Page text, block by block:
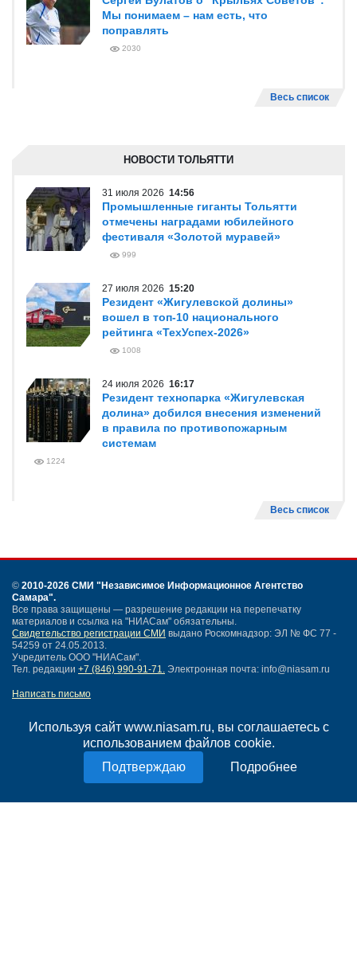
Используя сайт www.niasam.ru, вы соглашаетесь с
использованием файлов cookie.
Подробнее
Мы понимаем – нам есть, что
поправлять
2030
Весь список
НОВОСТИ ТОЛЬЯТТИ
31 июля 2026 14:56
Промышленные гиганты Тольятти
отмечены наградами юбилейного
фестиваля «Золотой муравей»
999
27 июля 2026 15:20
Резидент «Жигулевской долины»
вошел в топ-10 национального
рейтинга «ТехУспех-2026»
1008
24 июля 2026 16:17
Резидент технопарка «Жигулевская
долина» добился внесения изменений
в правила по противопожарным
системам
1224
Весь список
© 2010-2026 СМИ "Независимое Информационное Агентство
Самара".
Все права защищены — разрешение редакции на перепечатку
материалов и ссылка на "НИАСам" обязательны.
Свидетельство регистрации СМИ выдано Роскомнадзор: ЭЛ № ФС 77 -
54259 от 24.05.2013.
Учредитель ООО "НИАСам".
Тел. редакции +7 (846) 990-91-71. Электронная почта: info@niasam.ru
Написать письмо
Нашли ошибку?
Политика конфиденциальности